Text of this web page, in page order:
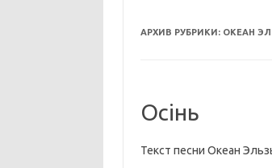
АРХИВ РУБРИКИ: ОКЕАН
Осінь
Текст песни Океан